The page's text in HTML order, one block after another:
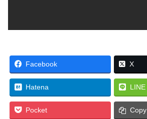
Facebook X
Hatena LINE
Pocket Copy